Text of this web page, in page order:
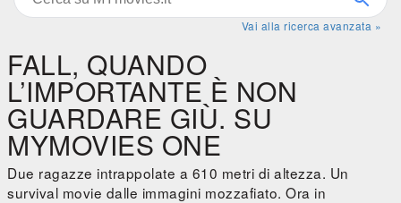
Vai alla ricerca avanzata »
FALL, QUANDO
L’IMPORTANTE È NON
GUARDARE GIÙ. SU
MYMOVIES ONE
Due ragazze intrappolate a 610 metri di altezza. Un
survival movie dalle immagini mozzafiato. Ora in